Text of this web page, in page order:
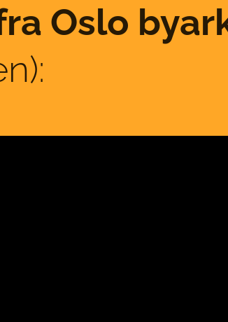
Oslo